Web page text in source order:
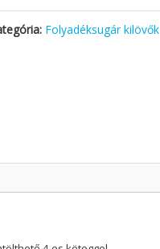
Folyadéksugár kilövők